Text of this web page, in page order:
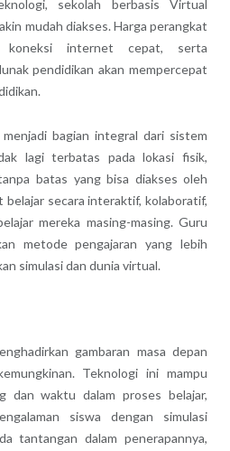
sekolah berbasis Virtual
mudah diakses. Harga perangkat
koneksi internet cepat, serta
pendidikan akan mempercepat
bagian integral dari sistem
lagi terbatas pada lokasi fisik,
batas yang bisa diakses oleh
belajar secara interaktif, kolaboratif,
mereka masing-masing. Guru
metode pengajaran yang lebih
simulasi dan dunia virtual.
gambaran masa depan
Teknologi ini mampu
dan waktu dalam proses belajar,
siswa dengan simulasi
tantangan dalam penerapannya,